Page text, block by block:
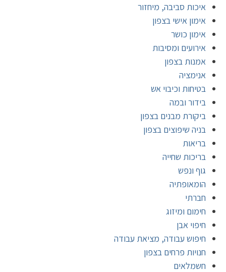
איכות סביבה, מיחזור
אימון אישי בצפון
אימון כושר
אירועים ומסיבות
אמנות בצפון
אנימציה
בטיחות וכיבוי אש
בידור ובמה
ביקורת מבנים בצפון
בניה שיפוצים בצפון
בריאות
בריכות שחייה
גוף ונפש
הומאופתיה
חברתי
חימום ומיזוג
חיפוי אבן
חיפוש עבודה, מציאת עבודה
חנויות פרחים בצפון
חשמלאים